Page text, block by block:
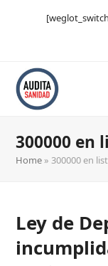
300000 en
Home » 300000 en
Ley de